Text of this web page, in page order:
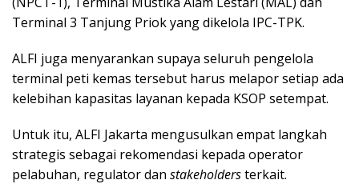
Terminal 3 Tanjung Priok yang dikelola IPC-TPK.
ALFI juga menyarankan supaya seluruh pengelola
terminal peti kemas tersebut harus melapor setiap ada
kelebihan kapasitas layanan kepada KSOP setempat.
Untuk itu, ALFI Jakarta mengusulkan empat langkah
strategis sebagai rekomendasi kepada operator
pelabuhan, regulator dan stakeholdersterkait.